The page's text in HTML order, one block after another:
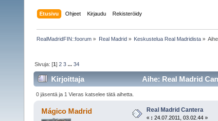
Etusivu Ohjeet Kirjaudu Rekisteröidy
RealMadridFIN::foorum » Real Madrid» Keskustelua Real Madridista»
Sivuja: [1]2 3 ...34
Kirjoittaja Aihe: Real Madrid
0 jäsentä ja 1 Vieras katselee tätä aihetta.
Mágico Madrid Real Madrid Cantera
« : 24.07.2011, 03.02.44 »